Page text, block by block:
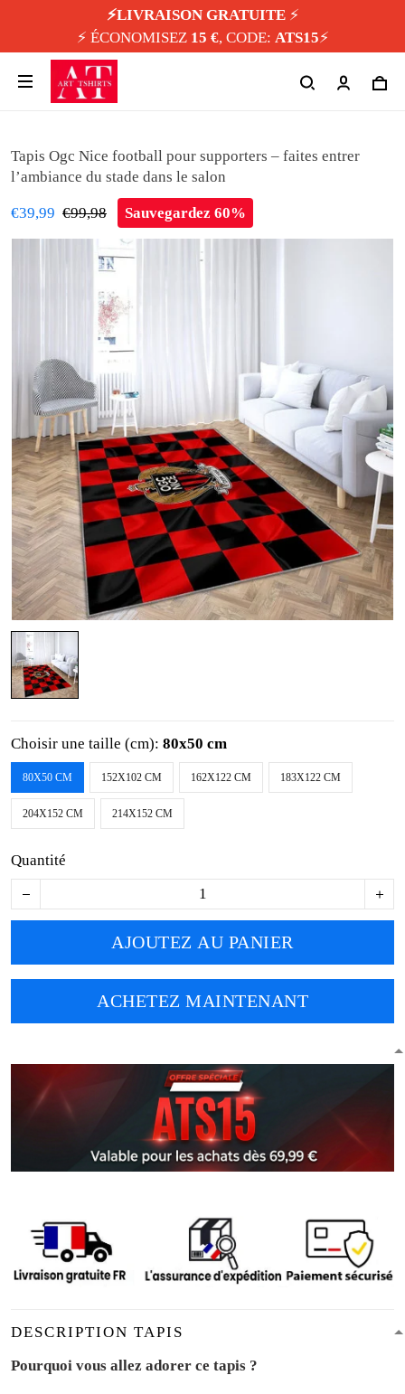
⚡️LIVRAISON GRATUITE⚡️
⚡️ ÉCONOMISEZ 15 €, CODE: ATS15⚡️
Tapis Ogc Nice football pour supporters – faites entrer
l’ambiance du stade dans le salon
€39,99 €99,98 Sauvegardez 60%
Choisir une taille (cm): 80x50 cm
80X50 CM 152X102 CM 162X122 CM 183X122 CM
204X152 CM 214X152 CM
Quantité
AJOUTEZ AU PANIER
ACHETEZ MAINTENANT
DESCRIPTION TAPIS
Pourquoi vous allez adorer ce tapis ?